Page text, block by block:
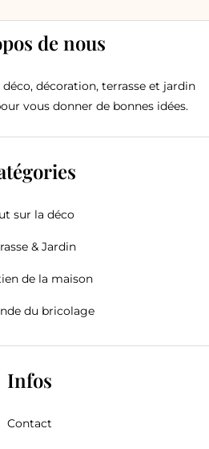
de nous
décoration, terrasse et jardin
vous donner de bonnes idées.
sur la déco
& Jardin
de la maison
du bricolage
Infos
Contact